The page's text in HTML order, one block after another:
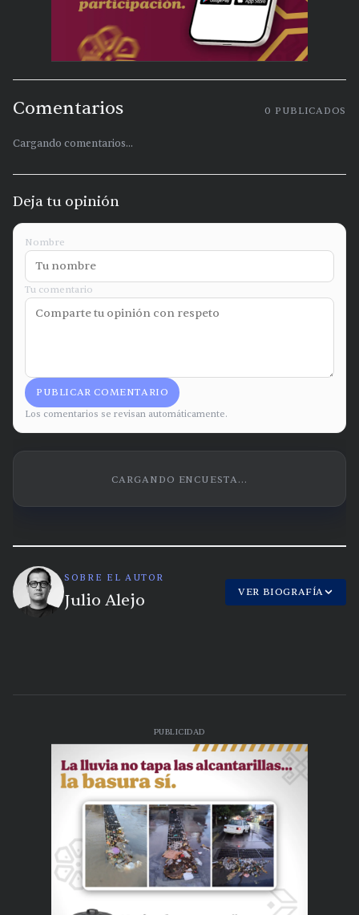
Comentarios 0 PUBLICADOS
Cargando comentarios...
Deja tu opinión
Nombre
Tu comentario
PUBLICAR COMENTARIO
Los comentarios se revisan automáticamente.
CARGANDO ENCUESTA...
SOBRE EL AUTOR
Julio Alejo VER BIOGRAFÍA
PUBLICIDAD